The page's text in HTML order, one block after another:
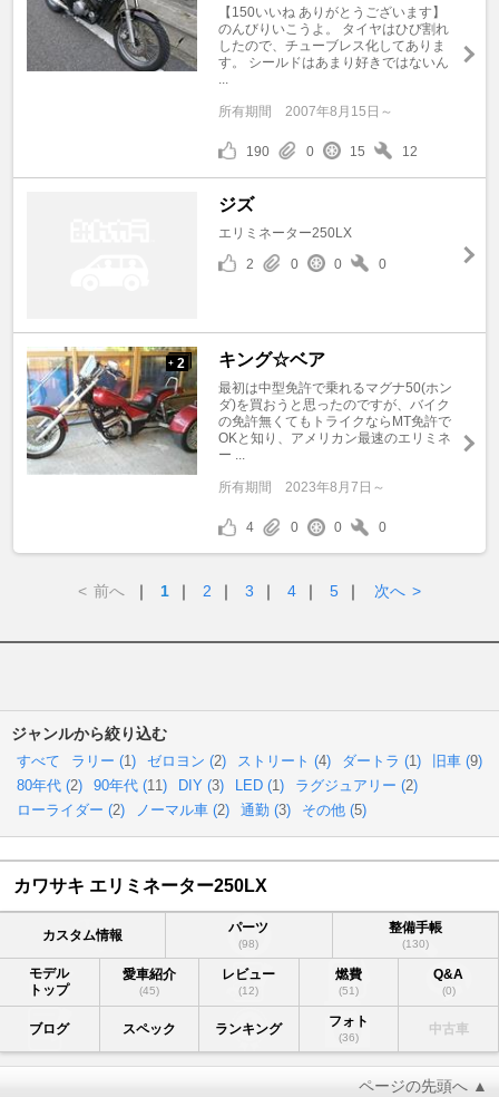
【150いいね ありがとうございます】
のんびりいこうよ。 タイヤはひび割れ
したので、チューブレス化してありま
す。 シールドはあまり好きではないん
所有期間 2007年8月15日～
190 0 15 12
ジズ
エリミネーター250LX
2
0 0 0
+ 2 キング☆ベア
最初は中型免許で乗れるマグナ50(ホン
ダ)を買おうと思ったのですが、バイク
の免許無くてもトライクならMT免許で
OKと知り、アメリカン最速のエリミネ
ー ...
所有期間 2023年8月7日～
4 0 0 0
< 前へ ｜ 1 ｜ 2 ｜ 3 ｜ 4 ｜ 5 ｜ 次へ >
ジャンルから絞り込む
すべて ラリー (1) ゼロヨン (2) ストリート (4) ダートラ (1) 旧車 (9)
80年代 (2) 90年代 (11) DIY (3) LED (1) ラグジュアリー (2)
ローライダー (2) ノーマル車 (2) 通勤 (3) その他 (5)
カワサキ エリミネーター250LX
カスタム情報 パーツ
(98)
整備手帳
(130)
モデル
トップ
愛車紹介
(45)
レビュー
(12)
燃費
(51)
Q&A
(0)
ブログ スペック ランキング フォト
(36)
中古車
ページの先頭へ ▲